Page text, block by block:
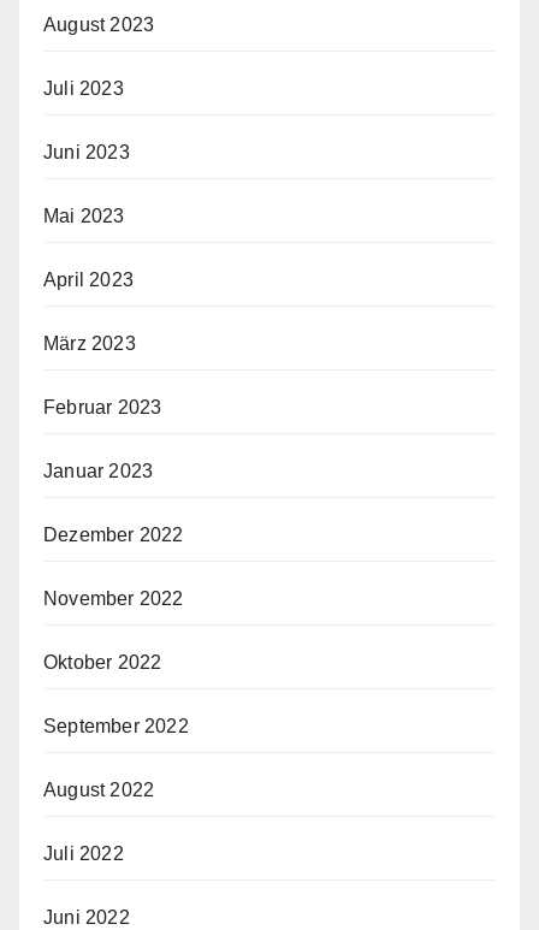
August 2023
Juli 2023
Juni 2023
Mai 2023
April 2023
März 2023
Februar 2023
Januar 2023
Dezember 2022
November 2022
Oktober 2022
September 2022
August 2022
Juli 2022
Juni 2022